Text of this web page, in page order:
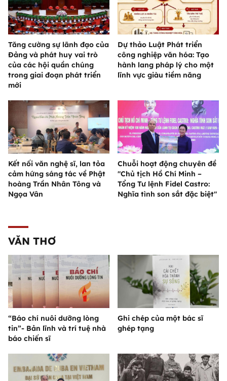
Tăng cường sự lãnh đạo của
Đảng và phát huy vai trò
của các hội quần chúng
trong giai đoạn phát triển
mới
Dự thảo Luật Phát triển
công nghiệp văn hóa: Tạo
hành lang pháp lý cho một
lĩnh vực giàu tiềm năng
Kết nối văn nghệ sĩ, lan tỏa
cảm hứng sáng tác về Phật
hoàng Trần Nhân Tông và
Ngọa Vân
Chuỗi hoạt động chuyên đề
"Chủ tịch Hồ Chí Minh –
Tổng Tư lệnh Fidel Castro:
Nghĩa tình son sắt đặc biệt"
VĂN THƠ
“Báo chí nuôi dưỡng lòng
tin”- Bản lĩnh và trí tuệ nhà
báo chiến sĩ
Ghi chép của một bác sĩ
ghép tạng